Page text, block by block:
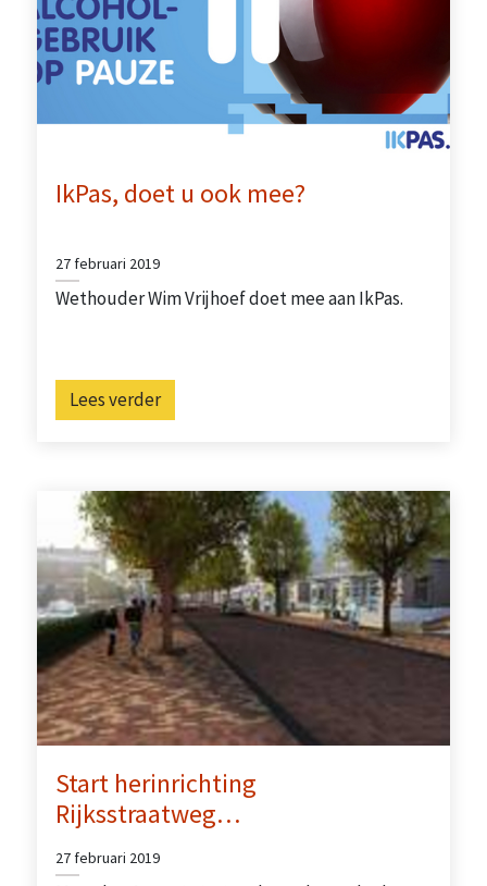
IkPas, doet u ook mee?
27 februari 2019
Wethouder Wim Vrijhoef doet mee aan IkPas.
Lees verder
Start herinrichting
Rijksstraatweg…
27 februari 2019